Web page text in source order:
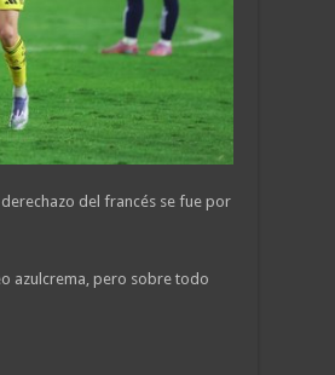
del francés se fue por
azulcrema, pero sobre todo